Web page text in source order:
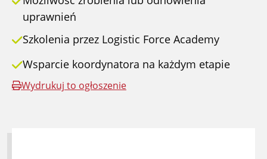
uprawnień
Szkolenia przez Logistic Force Academy
Wsparcie koordynatora na każdym etapie
Wydrukuj to ogłoszenie